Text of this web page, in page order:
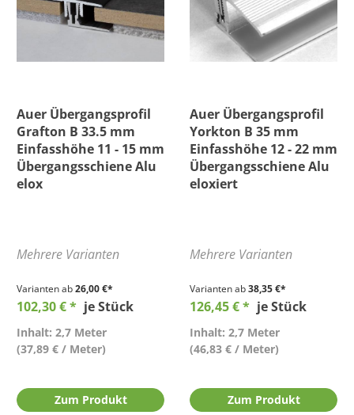
Auer Übergangsprofil
Grafton B 33.5 mm
Einfasshöhe 11 - 15 mm
Übergangsschiene Alu
elox
Mehrere Varianten
Varianten ab26,00 €*
102,30 € * je Stück
Inhalt: 2,7 Meter
(37,89 € / Meter)
Zum Produkt
Auer Übergangsprofil
Yorkton B 35 mm
Einfasshöhe 12 - 22 mm
Übergangsschiene Alu
eloxiert
Mehrere Varianten
Varianten ab38,35 €*
126,45 € * je Stück
Inhalt: 2,7 Meter
(46,83 € / Meter)
Zum Produkt